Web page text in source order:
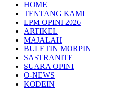
HOME
TENTANG KAMI
LPM OPINI 2026
ARTIKEL
MAJALAH
BULETIN MORPIN
SASTRANITE
SUARA OPINI
O-NEWS
KODEIN